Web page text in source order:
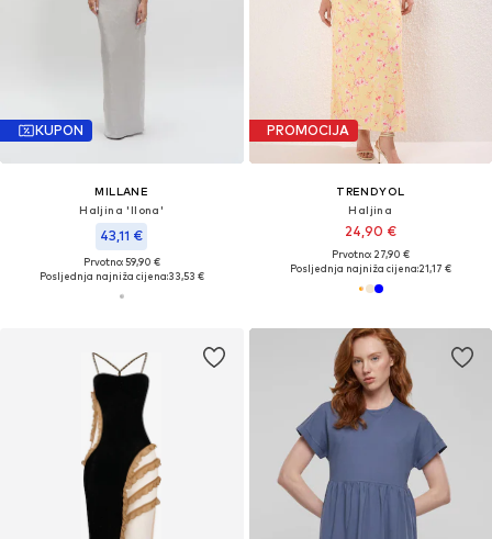
KUPON
MILLANE
Haljina 'Ilona'
43,11 €
Prvotno: 59,90 €
Posljednja najniža cijena:33,53 €
PROMOCIJA
TRENDYOL
Haljina
24,90 €
Prvotno: 27,90 €
Posljednja najniža cijena:21,17 €